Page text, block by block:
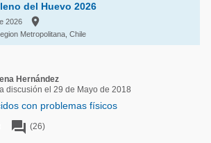
del Huevo 2026
2026 
Metropolitana, Chile
Hernández
discusión el 29 de Mayo de 2018
con problemas físicos
 (26)